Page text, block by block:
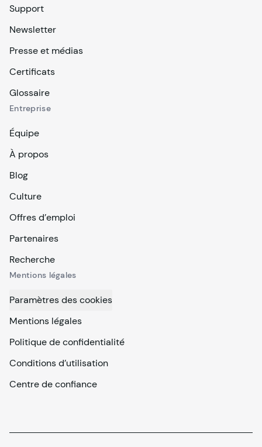
Support
Newsletter
Presse et médias
Certificats
Glossaire
Entreprise
Équipe
À propos
Blog
Culture
Offres d’emploi
Partenaires
Recherche
Mentions légales
Paramètres des cookies
Mentions légales
Politique de confidentialité
Conditions d’utilisation
Centre de confiance